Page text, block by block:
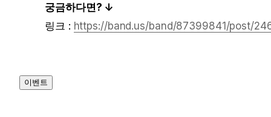
궁금하다면? ↓
링크 : https://band.us/band/87399841/post/
이벤트